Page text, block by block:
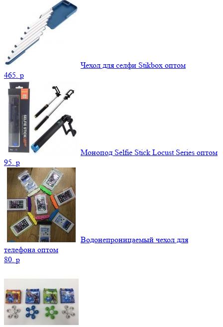
Чехол для селфи Stikbox оптом
465. p
Монопод Selfie Stick Locust Series оптом
95. p
Водонепроницаемый чехол для
телефона оптом
80. p